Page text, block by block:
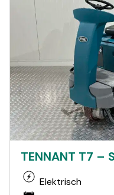
TENNANT T7 –
Elektrisch